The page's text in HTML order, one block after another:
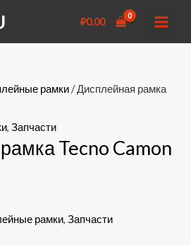
₽0.00
рамки/ Дисплейная рамка
, Запчасти
Tecno Camon
рамки, Запчасти